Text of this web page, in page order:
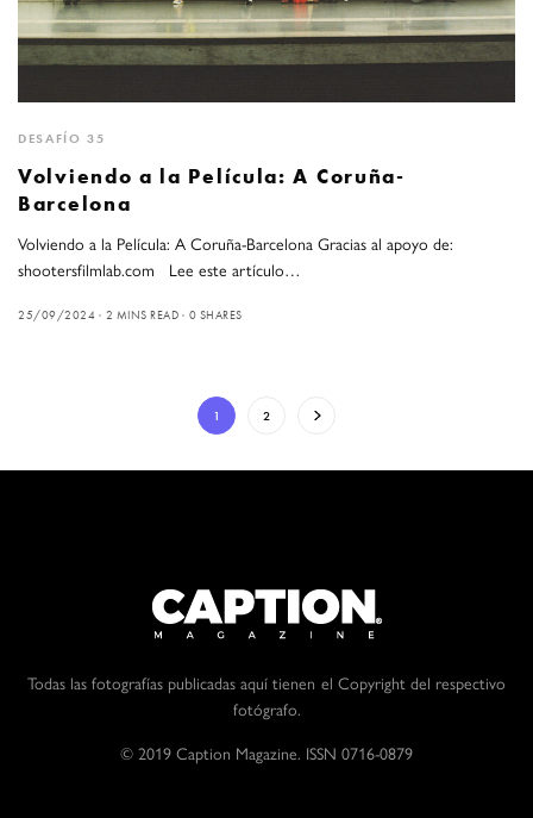
DESAFÍO 35
Volviendo a la Película: A Coruña-
Barcelona
Volviendo a la Película: A Coruña-Barcelona Gracias al apoyo de:
shootersfilmlab.com Lee este artículo…
25/09/2024 2 MINS READ 0 SHARES
1 2
Todas las fotografías publicadas aquí tienen el Copyright del respectivo
fotógrafo.
© 2019 Caption Magazine. ISSN 0716-0879